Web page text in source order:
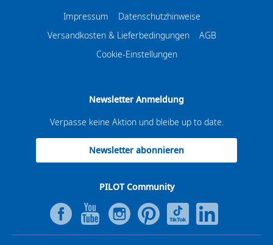
Impressum
Datenschutzhinweise
Versandkosten & Lieferbedingungen
AGB
Cookie-Einstellungen
Newsletter Anmeldung
Verpasse keine Aktion und bleibe up to date.
Newsletter abonnieren
PILOT Community